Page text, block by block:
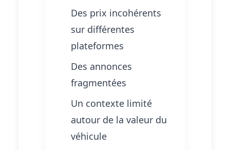
Des prix incohérents
sur différentes
plateformes
Des annonces
fragmentées
Un contexte limité
autour de la valeur du
véhicule